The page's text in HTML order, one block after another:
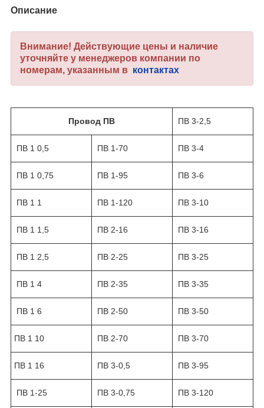
Описание
Внимание! Действующие цены и наличие
уточняйте у менеджеров компании по
номерам, указанным в контактах
Провод ПВ ПВ 3-2,5
ПВ 1 0,5 ПВ 1-70 ПВ 3-4
ПВ 1 0,75 ПВ 1-95 ПВ 3-6
ПВ 1 1 ПВ 1-120 ПВ 3-10
ПВ 1 1,5 ПВ 2-16 ПВ 3-16
ПВ 1 2,5 ПВ 2-25 ПВ 3-25
ПВ 1 4 ПВ 2-35 ПВ 3-35
ПВ 1 6 ПВ 2-50 ПВ 3-50
ПВ 1 10 ПВ 2-70 ПВ 3-70
ПВ 1 16 ПВ 3-0,5 ПВ 3-95
ПВ 1-25 ПВ 3-0,75 ПВ 3-120